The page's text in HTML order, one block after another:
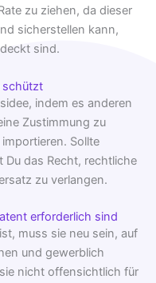
zu ziehen, da dieser
sicherstellen kann,
sind.
schützt
indem es anderen
Zustimmung zu
Sollte
Du das Recht, rechtliche
zu verlangen.
erforderlich sind
muss sie neu sein, auf
und gewerblich
nicht offensichtlich für